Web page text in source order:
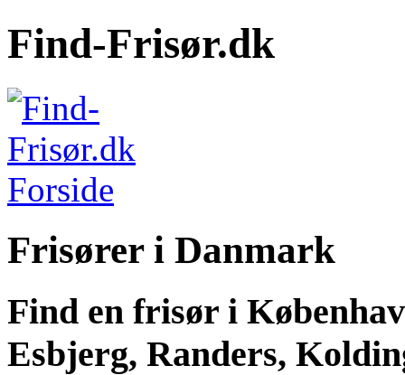
Find-Frisør.dk
Frisører i Danmark
Find en frisør i
Esbjerg, Randers,